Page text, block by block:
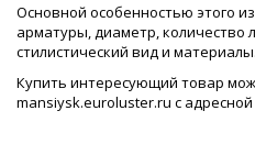
Основной особенностью этого
арматуры, диаметр, количество
стилистический вид и материалы.
Купить интересующий товар
mansiysk.euroluster.ru с